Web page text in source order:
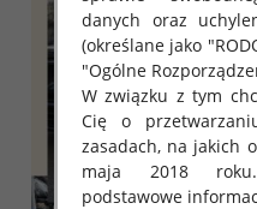
danych oraz
(określane jako
"Ogólne
W związku z tym
Cię o
zasadach, na jakich
maja 2018
podstawowe